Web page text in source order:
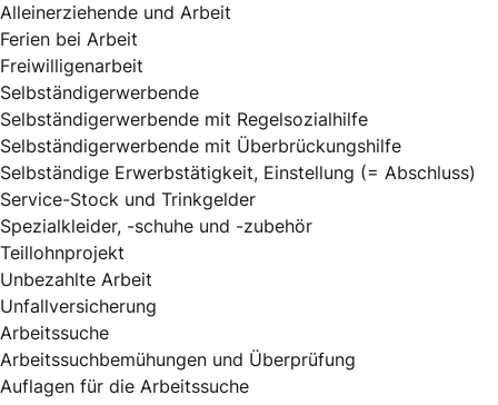
Alleinerziehende und Arbeit
Ferien bei Arbeit
Freiwilligenarbeit
Selbständigerwerbende
Selbständigerwerbende mit Regelsozialhilfe
Selbständigerwerbende mit Überbrückungshilfe
Selbständige Erwerbstätigkeit, Einstellung (= Abschluss)
Service-Stock und Trinkgelder
Spezialkleider, -schuhe und -zubehör
Teillohnprojekt
Unbezahlte Arbeit
Unfallversicherung
Arbeitssuche
Arbeitssuchbemühungen und Überprüfung
Auflagen für die Arbeitssuche